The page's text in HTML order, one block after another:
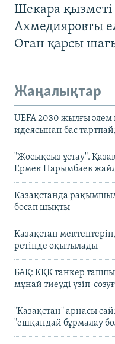
Шекара
Ахмедияровты
Оған қарсы
Жаңалықтар
UEFA 2030 жылғы
идеясынан бас
"Жосықсыз ұстау".
Ермек Нарымбаев
Қазақстанда
босап шықты
Қазақстан
ретінде оқытылады
БАҚ: КҚК танкер
мұнай тиеуді үзіп-
"Қазақстан" арнасы
"ешқандай бұрмалау